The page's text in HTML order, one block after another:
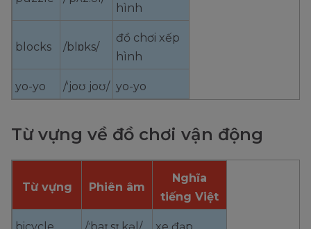
hình
blocks /blɒks/
đồ chơi xếp
hình
yo-yo /ˈjoʊ joʊ/ yo-yo
Từ vựng về đồ chơi vận động
Từ vựng Phiên âm
Nghĩa
tiếng Việt